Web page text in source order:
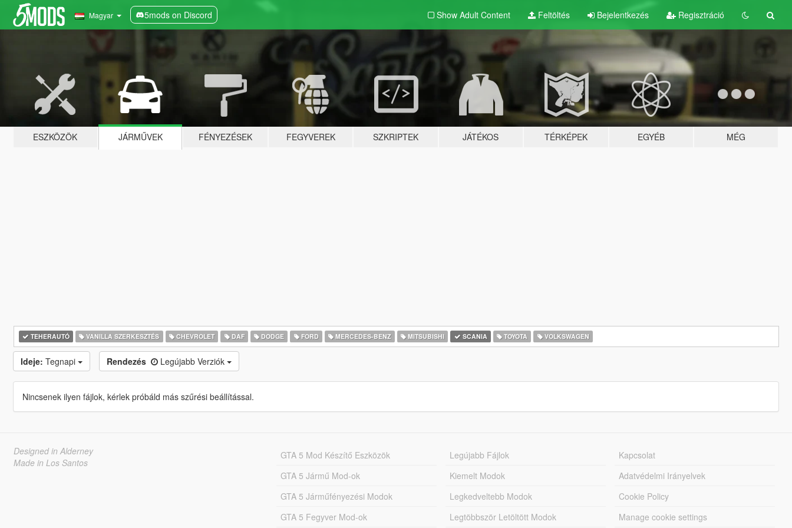
Magyar 5mods on Discord Show Adult Content Feltöltés Bejelentkezés Regisztráció
ESZKÖZÖK JÁRMŰVEK FÉNYEZÉSEK FEGYVEREK SZKRIPTEK JÁTÉKOS TÉRKÉPEK EGYÉB MÉG
TEHERAUTÓ VANILLA SZERKESZTÉS CHEVROLET DAF DODGE FORD MERCEDES-BENZ MITSUBISHI SCANIA TOYOTA VOLKSWAGEN
Ideje: Tegnapi Rendezés Legújabb Verziók
Nincsenek ilyen fájlok, kérlek próbáld más szűrési beállítással.
Designed in Alderney
Made in Los Santos
GTA 5 Mod Készítő Eszközök
GTA 5 Jármű Mod-ok
GTA 5 Járműfényezési Modok
GTA 5 Fegyver Mod-ok
Legújabb Fájlok
Kiemelt Modok
Legkedveltebb Modok
Legtöbbször Letöltött Modok
Kapcsolat
Adatvédelmi Irányelvek
Cookie Policy
Manage cookie settings